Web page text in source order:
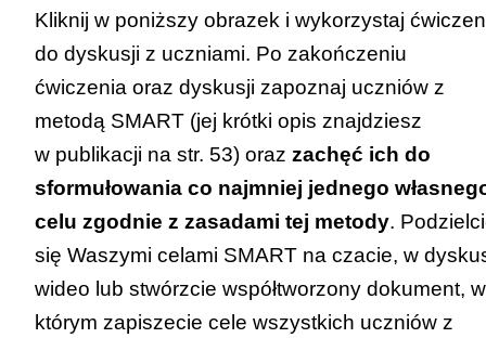
Kliknij w poniższy obrazek i wykorzystaj
do dyskusji z uczniami. Po zakończeniu
ćwiczenia oraz dyskusji zapoznaj uczniów z
metodą SMART (jej krótki opis znajdziesz
w publikacji na str. 53) oraz zachęć ich do
sformułowania co najmniej jednego
celu zgodnie z zasadami tej metody.
się Waszymi celami SMART na czacie, w
wideo lub stwórzcie współtworzony dokument, w
którym zapiszecie cele wszystkich uczniów z